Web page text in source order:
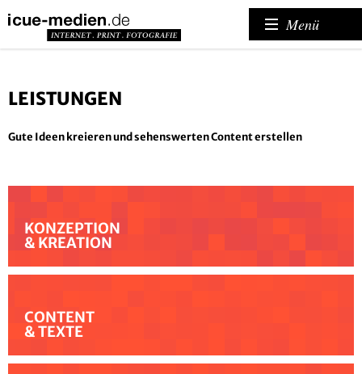
Menü
LEISTUNGEN
Gute Ideen kreieren und sehenswerten Content erstellen
KONZEPTION
& KREATION
CONTENT
& TEXTE